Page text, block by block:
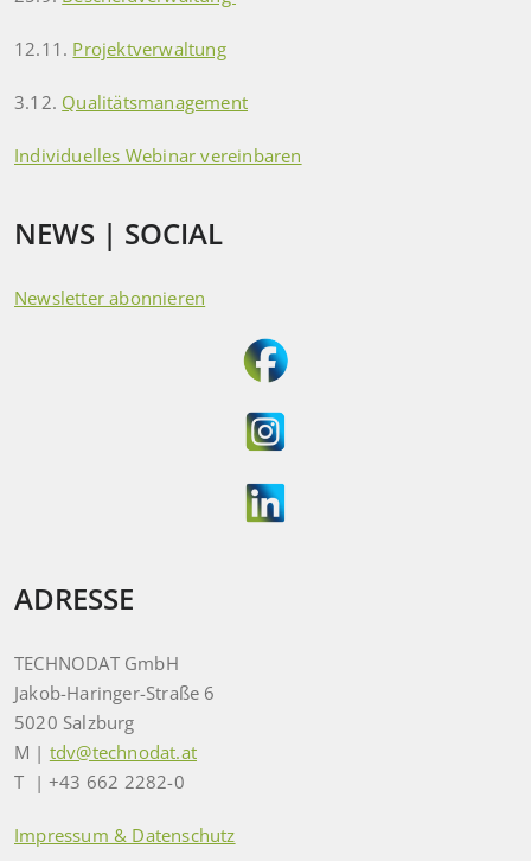
12.11. Projektverwaltung
3.12. Qualitätsmanagement
Individuelles Webinar vereinbaren
NEWS | SOCIAL
Newsletter abonnieren
ADRESSE
TECHNODAT GmbH
Jakob-Haringer-Straße 6
5020 Salzburg
M | tdv@technodat.at
T | +43 662 2282-0
Impressum & Datenschutz